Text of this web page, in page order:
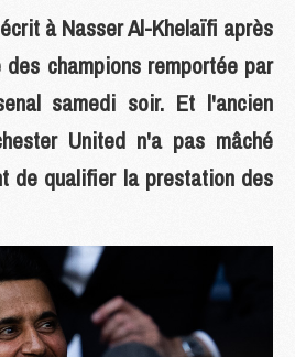
à Nasser Al-Khelaïfi après
champions remportée par
samedi soir. Et l'ancien
United n'a pas mâché
de qualifier la prestation des